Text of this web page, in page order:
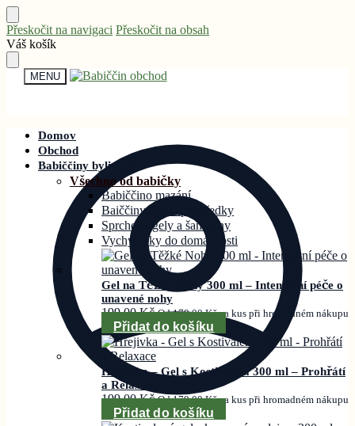
Přeskočit na navigaci Přeskočit na obsah
Váš košík
MENU
Domov
Obchod
Babiččiny bylinky®
Všechno od babičky
Babiččino mazání
Baiččiny čistící prostředky
Sprchové gely a šampony
Vychytávky do domácnosti
Gel na Těžké Nohy 300 ml – Intenzivní péče o
unavené nohy
199,00Kč Od179,00Kčza kus při hromadném nákupu
Přidat do košíku
Hřejivka – Gel s Kostivalem 300 ml – Prohřátí
a Relaxace
199,00Kč Od179,00Kčza kus při hromadném nákupu
Přidat do košíku